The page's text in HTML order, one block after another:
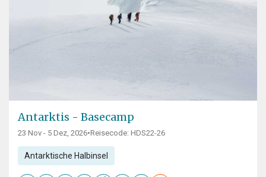
Antarktis - Basecamp
23 Nov - 5 Dez, 2026•Reisecode: HDS22-26
Antarktische Halbinsel